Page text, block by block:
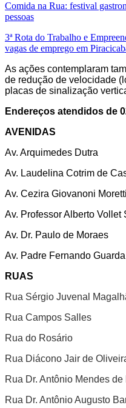
Comida na Rua: festival
pessoas
3ª Rota do Trabalho e
vagas de emprego em
As ações contemplaram
de redução de velocidade
placas de sinalização
Endereços atendidos de
AVENIDAS
Av. Arquimedes Dutra
Av. Laudelina Cotrim de
Av. Cezira Giovanoni Moretti
Av. Professor Alberto Vollet
Av. Dr. Paulo de Moraes
Av. Padre Fernando Guarda
RUAS
Rua Sérgio Juvenal
Rua Campos Salles
Rua do Rosário
Rua Diácono Jair de
Rua Dr. Antônio Mendes
Rua Dr. Antônio Augusto